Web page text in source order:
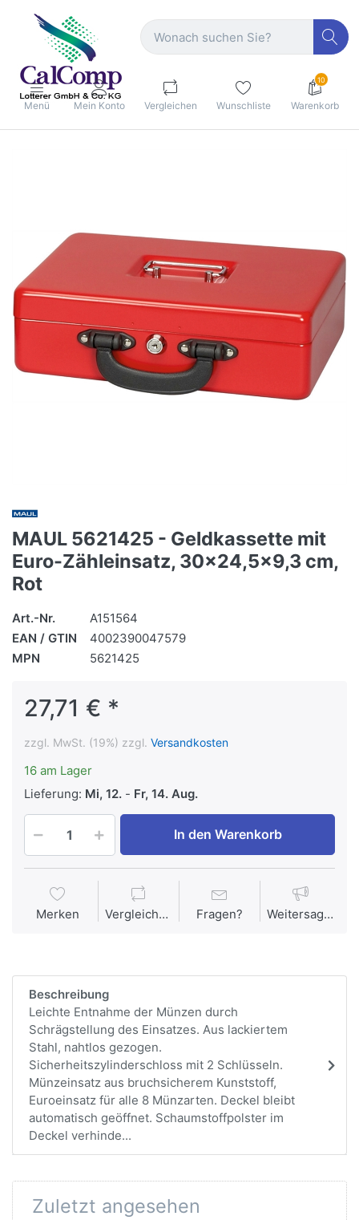
Menü Mein Konto Vergleichen Wunschliste
10
Warenkorb
MAUL 5621425 - Geldkassette mit
Euro-Zähleinsatz, 30x24,5x9,3 cm,
Rot
Art.-Nr.
A151564
EAN / GTIN
4002390047579
MPN
5621425
27,71 € *
zzgl. MwSt. (19%) zzgl. Versandkosten
16 am Lager
Lieferung: Mi, 12. - Fr, 14. Aug.
In den Warenkorb
Merken Vergleichen Fragen? Weitersagen
Beschreibung
Leichte Entnahme der Münzen durch
Schrägstellung des Einsatzes. Aus lackiertem
Stahl, nahtlos gezogen.
Sicherheitszylinderschloss mit 2 Schlüsseln.
Münzeinsatz aus bruchsicherem Kunststoff,
Euroeinsatz für alle 8 Münzarten. Deckel bleibt
automatisch geöffnet. Schaumstoffpolster im
Deckel verhinde...
Zuletzt angesehen